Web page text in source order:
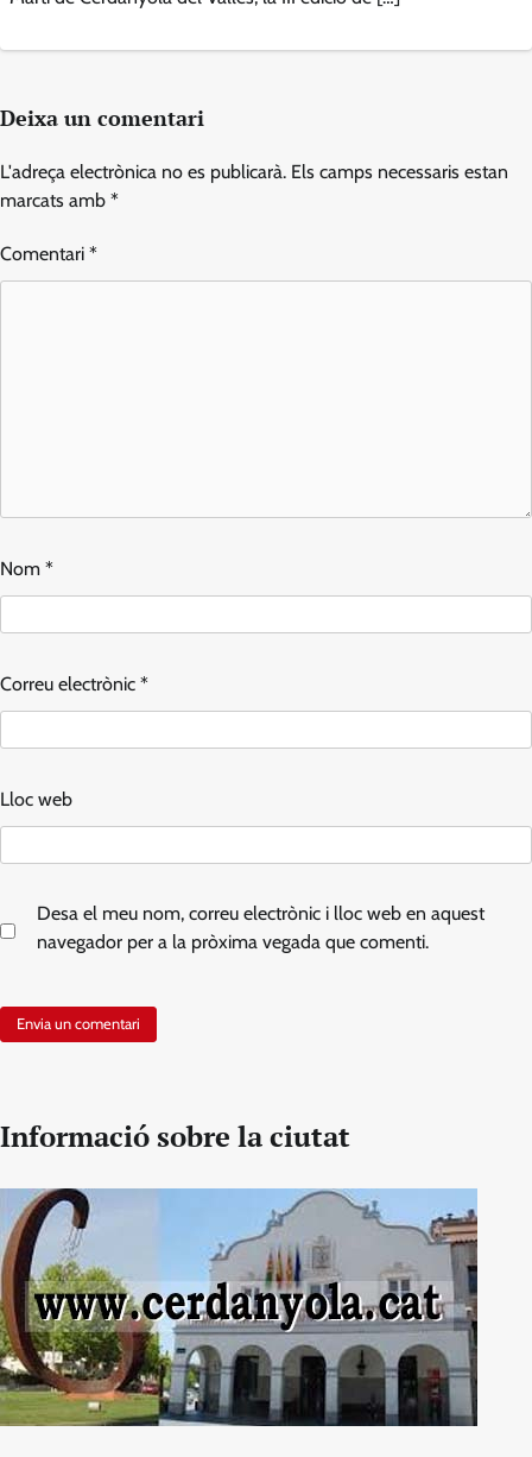
Deixa un comentari
L'adreça electrònica no es publicarà. Els camps necessaris estan
marcats amb *
Comentari *
Nom *
Correu electrònic *
Lloc web
Desa el meu nom, correu electrònic i lloc web en aquest
navegador per a la pròxima vegada que comenti.
Informació sobre la ciutat